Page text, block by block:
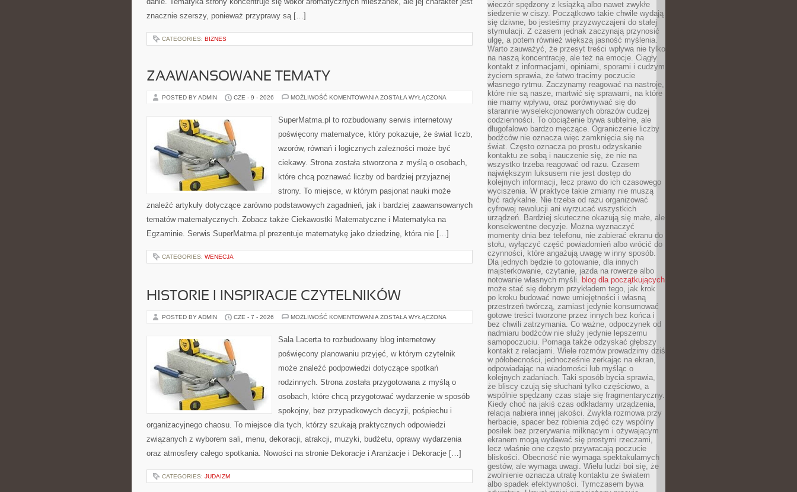
znacznie szerszy, ponieważ przyprawy są […]
CATEGORIES: BIZNES
ZAAWANSOWANE TEMATY
POSTED BY ADMIN CZE - 9 - 2026 MOŻLIWOŚĆ KOMENTOWANIA ZAAWANSOWANE
ZOSTAŁA WYŁĄCZONA
SuperMatma.pl to rozbudowany serwis internetowy
poświęcony matematyce, który pokazuje, że świat liczb,
wzorów, równań i logicznych zależności może być
ciekawy. Strona została stworzona z myślą o osobach,
które chcą poznawać liczby od bardziej przyjaznej
strony. To miejsce, w którym pasjonat nauki może
znaleźć artykuły dotyczące zarówno podstawowych zagadnień, jak i bardziej zaawansowanych
tematów matematycznych. Zobacz także Ciekawostki Matematyczne i Matematyka na
Egzaminie. Serwis SuperMatma.pl prezentuje matematykę jako dziedzinę, która nie […]
CATEGORIES: WENECJA
HISTORIE I INSPIRACJE CZYTELNIKÓW
POSTED BY ADMIN CZE - 7 - 2026 MOŻLIWOŚĆ KOMENTOWANIA HISTORIE
CZYTELNIKÓW
ZOSTAŁA WYŁĄCZONA
Sala Lacerta to rozbudowany blog internetowy
poświęcony planowaniu przyjęć, w którym czytelnik
może znaleźć podpowiedzi dotyczące spotkań
rodzinnych. Strona została przygotowana z myślą o
osobach, które chcą przygotować wydarzenie w sposób
spokojny, bez przypadkowych decyzji, pośpiechu i
organizacyjnego chaosu. To miejsce dla tych, którzy szukają praktycznych odpowiedzi
związanych z wyborem sali, menu, dekoracji, atrakcji, muzyki, budżetu, oprawy wydarzenia
oraz atmosfery całego spotkania. Nowości na stronie Dekoracje i Aranżacje i Dekoracje […]
CATEGORIES: JUDAIZM
wieczór spędzony z książką albo nawet zwykłe
siedzenie w ciszy. Początkowo takie chwile wydają
się dziwne, bo jesteśmy przyzwyczajeni do stałej
stymulacji. Z czasem jednak zaczynają przynosić
ulgę, a potem również większą jasność myślenia.
Warto zauważyć, że przesyt treści wpływa nie tylko
na naszą koncentrację, ale też na emocje. Ciągły
kontakt z informacjami, opiniami, sporami i cudzym
życiem sprawia, że łatwo tracimy poczucie
własnego rytmu. Zaczynamy reagować na nastroje,
które nie są nasze, martwić się sprawami, na które
nie mamy wpływu, oraz porównywać się do
starannie wyselekcjonowanych obrazów cudzej
codzienności. To obciążenie bywa subtelne, ale
długofalowo bardzo męczące. Ograniczenie liczby
bodźców nie oznacza więc zamknięcia się na
świat. Często oznacza po prostu odzyskanie
kontaktu ze sobą i nauczenie się, że nie na
wszystko trzeba reagować od razu. Czasem
największym luksusem nie jest dostęp do
kolejnych informacji, lecz prawo do ich czasowego
wyciszenia. W praktyce takie zmiany nie muszą
być radykalne. Nie trzeba od razu organizować
cyfrowej rewolucji ani wyrzucać wszystkich
urządzeń. Bardziej skuteczne okazują się małe, ale
konsekwentne decyzje. Można wyznaczyć
momenty dnia bez telefonu, nie zabierać ekranu do
stołu, wyłączyć część powiadomień albo wrócić do
czynności, które angażują uwagę w inny sposób.
Dla jednych będzie to gotowanie, dla innych
majsterkowanie, czytanie, jazda na rowerze albo
notowanie własnych myśli. blog dla początkujących
może stać się dobrym przykładem tego, jak krok
po kroku budować nowe umiejętności i własną
przestrzeń twórczą, zamiast jedynie konsumować
gotowe treści tworzone przez innych bez końca i
bez chwili zatrzymania. Co ważne, odpoczynek od
nadmiaru bodźców nie służy jedynie lepszemu
samopoczuciu. Pomaga także odzyskać głębszy
kontakt z relacjami. Wiele rozmów prowadzimy dziś
w półobecności, jednocześnie zerkając na ekran,
odpowiadając na wiadomości lub myśląc o
kolejnych zadaniach. Taki sposób bycia sprawia,
że bliscy czują się słuchani tylko częściowo, a
wspólnie spędzany czas staje się fragmentaryczny.
Kiedy choć na jakiś czas odkładamy urządzenia,
relacja nabiera innej jakości. Zwykła rozmowa przy
herbacie, spacer bez robienia zdjęć czy wspólny
posiłek bez przerywania milknącym i ożywającym
ekranem mogą wydawać się prostymi rzeczami,
lecz właśnie one często przywracają poczucie
bliskości. Obecność nie wymaga spektakularnych
gestów, ale wymaga uwagi. Wielu ludzi boi się, że
zwolnienie oznacza utratę kontaktu ze światem
albo spadek efektywności. Tymczasem bywa